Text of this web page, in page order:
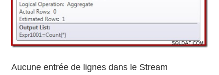
Aucune entrée de lignes dans le Stream